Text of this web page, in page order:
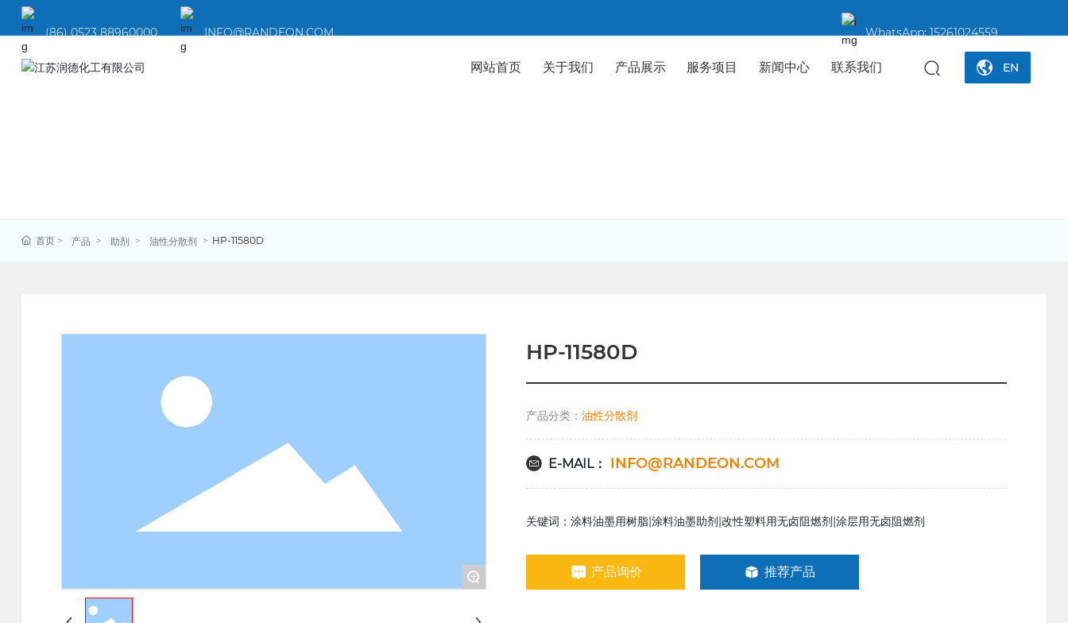
(86) 0523 88960000 INFO@RANDEON.COM WhatsApp:15261024559
网站首页 关于我们 产品展示 服务项目 新闻中心 联系我们 EN
首页 产品 助剂 油性分散剂 HP-11580D
+
HP-11580D
产品分类：油性分散剂
E-MAIL： INFO@RANDEON.COM
关键词：涂料油墨用树脂|涂料油墨助剂|改性塑料用无卤阻燃剂|涂层用无卤阻燃剂
产品询价 推荐产品